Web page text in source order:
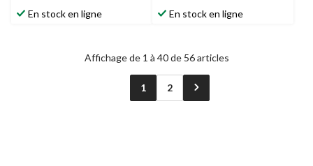
5. En stock en ligne
5. En stock en ligne
Affichage de 1 à 40 de 56 articles
1 2